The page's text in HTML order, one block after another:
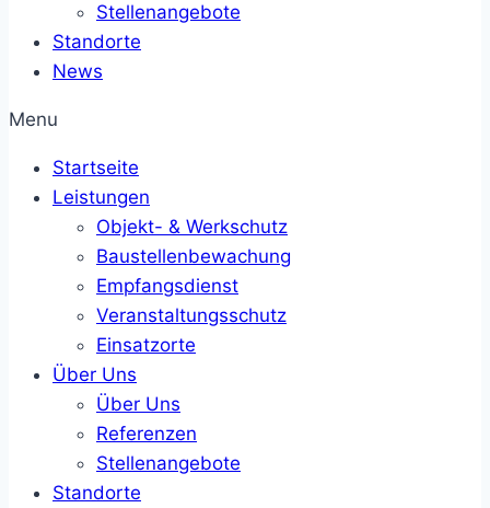
Stellenangebote
Standorte
News
Menu
Startseite
Leistungen
Objekt- & Werkschutz
Baustellenbewachung
Empfangsdienst
Veranstaltungsschutz
Einsatzorte
Über Uns
Über Uns
Referenzen
Stellenangebote
Standorte